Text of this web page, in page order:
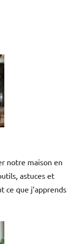
notre maison en
astuces et
ce que j’apprends